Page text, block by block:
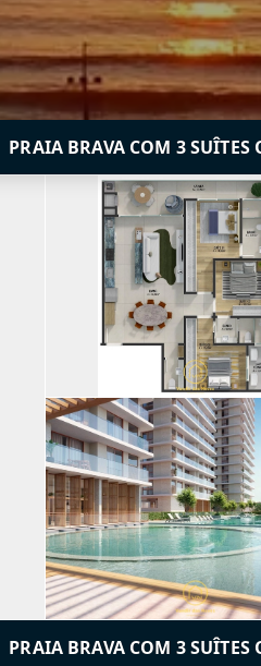
PRAIA BRAVA COM 3 SUÎTES
PRAIA BRAVA COM 3 SUÎTES